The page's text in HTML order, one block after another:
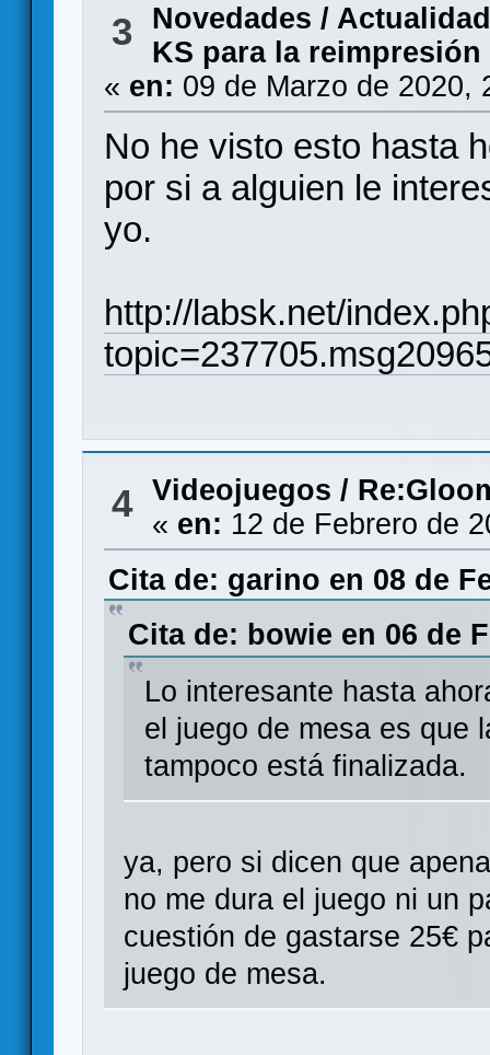
3
Novedades / Actualidad
KS para la
« en: 09 de Marzo de 2020,
No he visto esto hasta
por si a alguien le
yo.
http://labsk.net/
4 Videojuegos /
« en: 12 de Febrero de
Cita de: garino en 08 de
Cita de: bowie en 06 de
Lo interesante hasta
el juego de mesa es que
tampoco está finalizada.
ya, pero si dicen que
no me dura el juego ni un
cuestión de gastarse 25€
juego de mesa.